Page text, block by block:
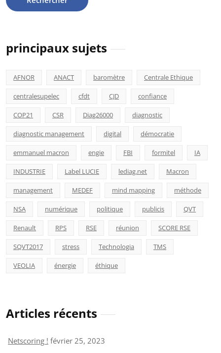
principaux sujets
AFNOR ANACT baromètre Centrale Ethique
centralesupelec cfdt CJD confiance
COP21 CSR Diag26000 diagnostic
diagnostic management digital démocratie
emmanuel macron engie FBI formitel IA
INDUSTRIE Label LUCIE lediag.net Macron
management MEDEF mind mapping méthode
NSA numérique politique publicis QVT
Renault RPS RSE réunion SCORE RSE
SQVT2017 stress Technologia TMS
VEOLIA énergie éthique
Articles récents
Netscoring ! février 25, 2023